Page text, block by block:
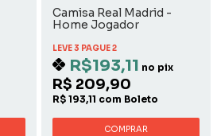
Camisa Real Madrid -
Home Jogador
LEVE 3 PAGUE 2
R$193,11 no pix
R$ 209,90
R$ 193,11 com Boleto
COMPRAR